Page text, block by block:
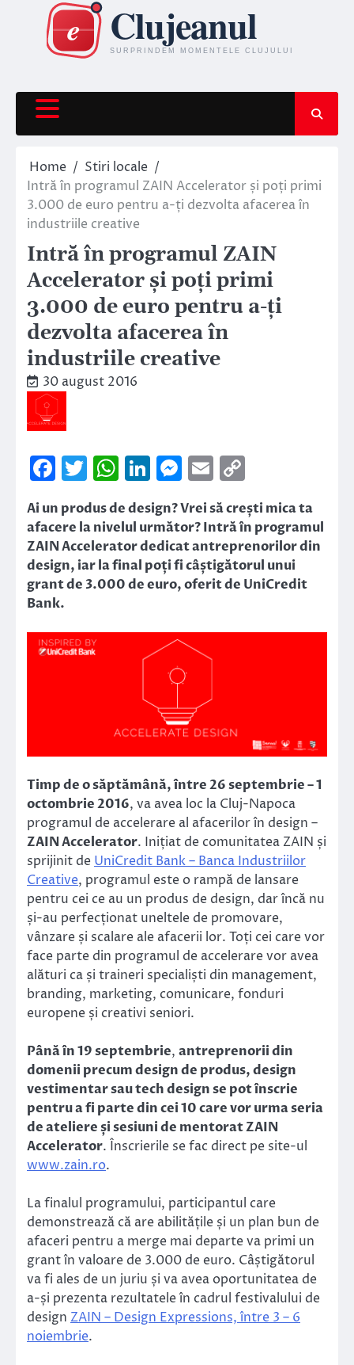
content
Home
Stiri locale
Intră în programul ZAIN Accelerator și poți primi
3.000 de euro pentru a-ți dezvolta afacerea în
industriile creative
Intră în programul ZAIN
Accelerator și poți primi
3.000 de euro pentru a-ți
dezvolta afacerea în
industriile creative
30 august 2016
Facebook
Twitter
WhatsApp
LinkedIn
Messenger
Email
Link
Ai un produs de design? Vrei să crești mica ta
afacere la nivelul următor? Intră în programul
ZAIN Accelerator dedicat antreprenorilor din
design, iar la final poți fi câștigătorul unui
grant de 3.000 de euro, oferit de UniCredit
Bank.
Timp de o săptămână, între 26 septembrie – 1
octombrie 2016, va avea loc la Cluj-Napoca
programul de accelerare al afacerilor în design –
ZAIN Accelerator. Inițiat de comunitatea ZAIN și
sprijinit de UniCredit Bank – Banca Industriilor
Creative, programul este o rampă de lansare
pentru cei ce au un produs de design, dar încă nu
și-au perfecționat uneltele de promovare,
vânzare și scalare ale afacerii lor. Toți cei care vor
face parte din programul de accelerare vor avea
alături ca și traineri specialiști din management,
branding, marketing, comunicare, fonduri
europene și creativi seniori.
Până în 19 septembrie, antreprenorii din
domenii precum design de produs, design
vestimentar sau tech design se pot înscrie
pentru a fi parte din cei 10 care vor urma seria
de ateliere și sesiuni de mentorat ZAIN
Accelerator. Înscrierile se fac direct pe site-ul
www.zain.ro.
La finalul programului, participantul care
demonstrează că are abilitățile și un plan bun de
afaceri pentru a merge mai departe va primi un
grant în valoare de 3.000 de euro. Câștigătorul
va fi ales de un juriu și va avea oportunitatea de
a-și prezenta rezultatele în cadrul festivalului de
design ZAIN – Design Expressions, între 3 – 6
noiembrie.